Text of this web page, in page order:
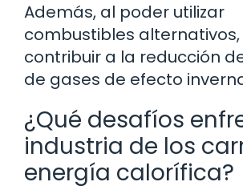
Además, al poder utilizar
combustibles
contribuir a la reducción
de gases de efecto
¿Qué desafíos
industria de los
energía calorífica?